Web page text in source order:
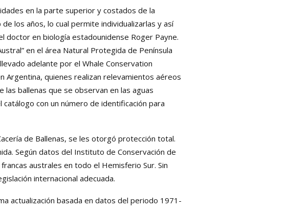
en la parte superior y costados de la
los años, lo cual permite individualizarlas y así
en biología estadounidense Roger Payne.
en el área Natural Protegida de Península
adelante por el Whale Conservation
Argentina, quienes realizan relevamientos aéreos
ballenas que se observan en las aguas
con un número de identificación para
de Ballenas, se les otorgó protección total.
Según datos del Instituto de Conservación de
australes en todo el Hemisferio Sur. Sin
internacional adecuada.
actualización basada en datos del periodo 1971-